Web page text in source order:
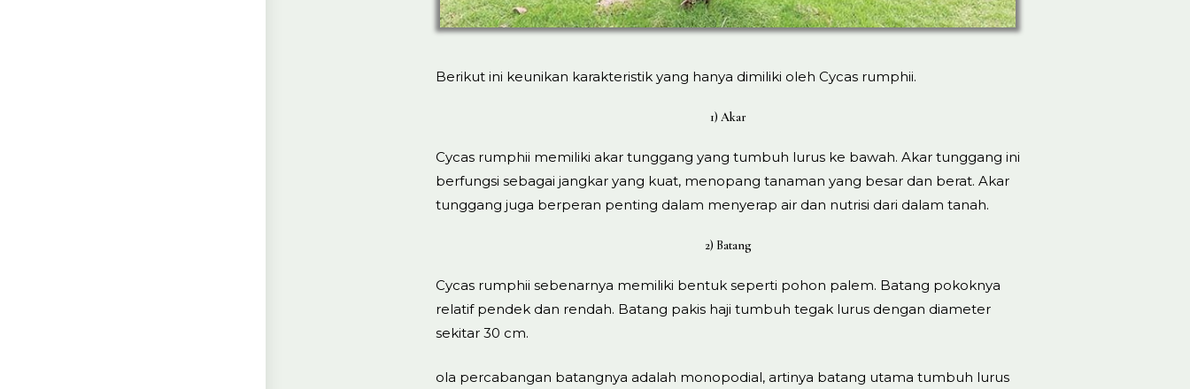
Berikut ini keunikan karakteristik yang hanya dimiliki oleh Cycas rumphii.
1) Akar
Cycas rumphii memiliki akar tunggang yang tumbuh lurus ke bawah. Akar tunggang ini
berfungsi sebagai jangkar yang kuat, menopang tanaman yang besar dan berat. Akar
tunggang juga berperan penting dalam menyerap air dan nutrisi dari dalam tanah.
2) Batang
Cycas rumphii sebenarnya memiliki bentuk seperti pohon palem. Batang pokoknya
relatif pendek dan rendah. Batang pakis haji tumbuh tegak lurus dengan diameter
sekitar 30 cm.
ola percabangan batangnya adalah monopodial, artinya batang utama tumbuh lurus